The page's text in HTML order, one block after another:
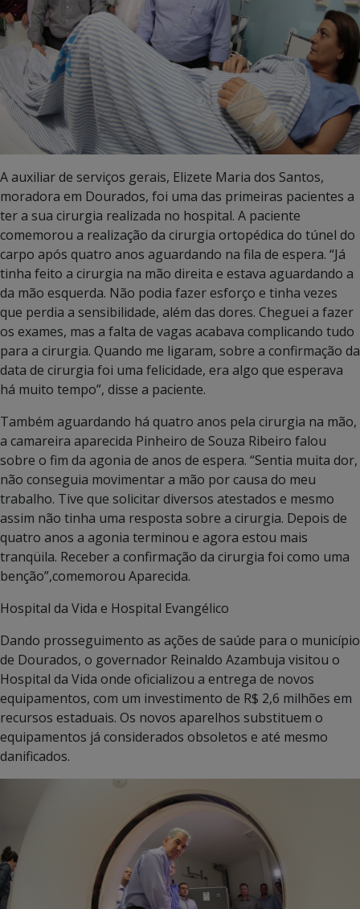
A auxiliar de serviços gerais, Elizete Maria dos Santos,
moradora em Dourados, foi uma das primeiras pacientes a
ter a sua cirurgia realizada no hospital. A paciente
comemorou a realização da cirurgia ortopédica do túnel do
carpo após quatro anos aguardando na fila de espera. “Já
tinha feito a cirurgia na mão direita e estava aguardando a
da mão esquerda. Não podia fazer esforço e tinha vezes
que perdia a sensibilidade, além das dores. Cheguei a fazer
os exames, mas a falta de vagas acabava complicando tudo
para a cirurgia. Quando me ligaram, sobre a confirmação da
data de cirurgia foi uma felicidade, era algo que esperava
há muito tempo”, disse a paciente.
Também aguardando há quatro anos pela cirurgia na mão,
a camareira aparecida Pinheiro de Souza Ribeiro falou
sobre o fim da agonia de anos de espera. “Sentia muita dor,
não conseguia movimentar a mão por causa do meu
trabalho. Tive que solicitar diversos atestados e mesmo
assim não tinha uma resposta sobre a cirurgia. Depois de
quatro anos a agonia terminou e agora estou mais
tranqüila. Receber a confirmação da cirurgia foi como uma
benção”,comemorou Aparecida.
Hospital da Vida e Hospital Evangélico
Dando prosseguimento as ações de saúde para o município
de Dourados, o governador Reinaldo Azambuja visitou o
Hospital da Vida onde oficializou a entrega de novos
equipamentos, com um investimento de R$ 2,6 milhões em
recursos estaduais. Os novos aparelhos substituem o
equipamentos já considerados obsoletos e até mesmo
danificados.